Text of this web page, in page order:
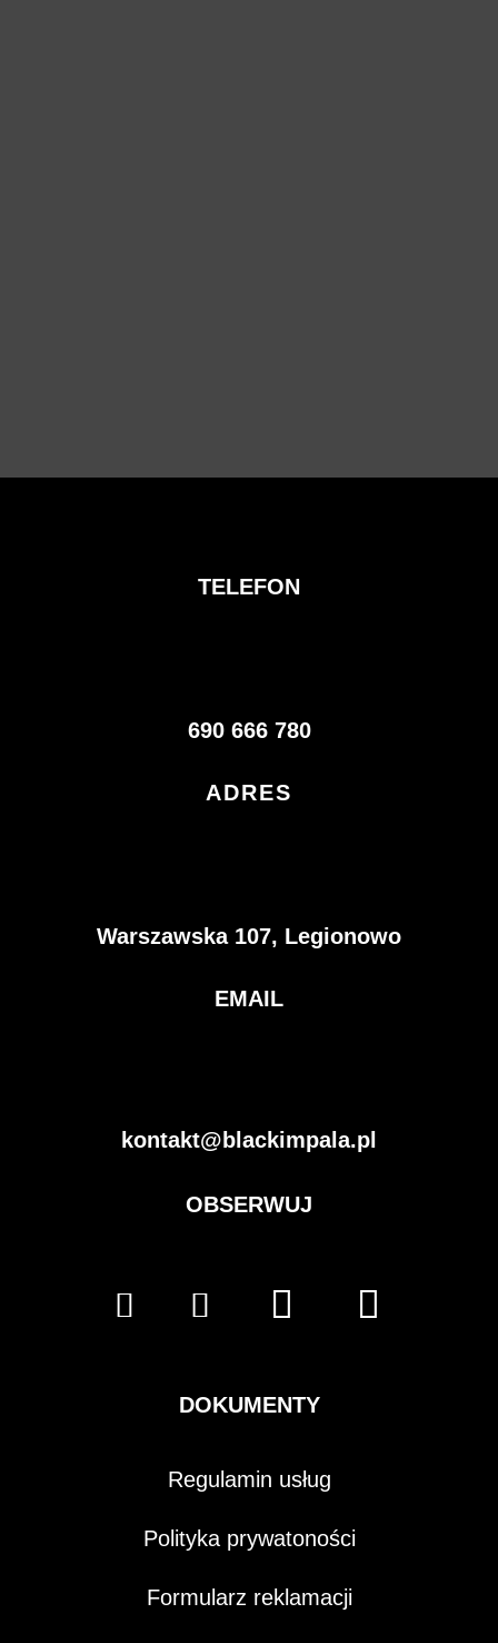
TELEFON
690 666 780
ADRES
Warszawska 107, Legionowo
EMAIL
kontakt@blackimpala.pl
OBSERWUJ
DOKUMENTY
Regulamin usług
Polityka prywatoności
Formularz reklamacji